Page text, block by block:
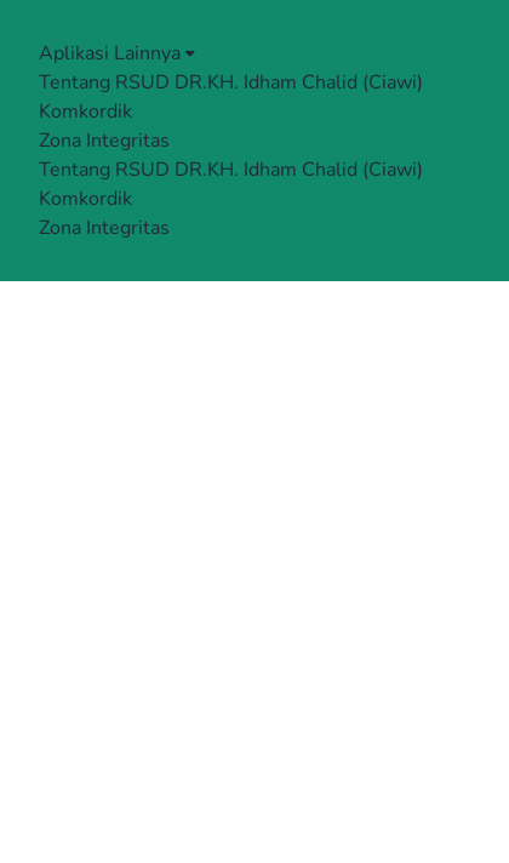
Aplikasi Lainnya
Tentang RSUD DR.KH. Idham Chalid (Ciawi)
Komkordik
Zona Integritas
Tentang RSUD DR.KH. Idham Chalid (Ciawi)
Komkordik
Zona Integritas